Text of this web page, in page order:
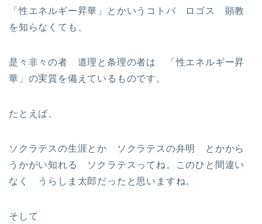
「性エネルギー昇華」とかいうコトバ ロゴス 顕教
を知らなくても、
是々非々の者 道理と条理の者は 「性エネルギー昇
華」の実質を備えているものです。
たとえば、
ソクラテスの生涯とか ソクラテスの弁明 とかから
うかがい知れる ソクラテスってね。このひと間違い
なく うらしま太郎だったと思いますね。
そして